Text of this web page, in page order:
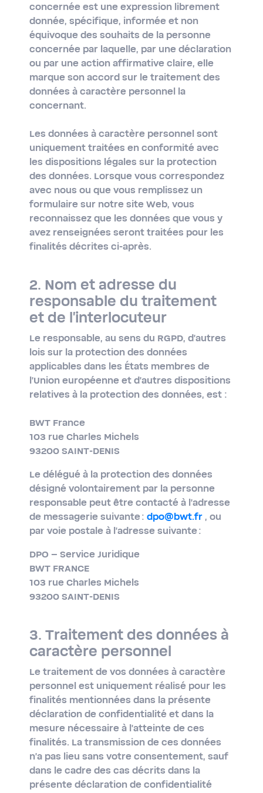
concernée est une expression librement
donnée, spécifique, informée et non
équivoque des souhaits de la personne
concernée par laquelle, par une déclaration
ou par une action affirmative claire, elle
marque son accord sur le traitement des
données à caractère personnel la
concernant.
Les données à caractère personnel sont
uniquement traitées en conformité avec
les dispositions légales sur la protection
des données. Lorsque vous correspondez
avec nous ou que vous remplissez un
formulaire sur notre site Web, vous
reconnaissez que les données que vous y
avez renseignées seront traitées pour les
finalités décrites ci-après.
2. Nom et adresse du
responsable du traitement
et de l'interlocuteur
Le responsable, au sens du RGPD, d’autres
lois sur la protection des données
applicables dans les États membres de
l’Union européenne et d'autres dispositions
relatives à la protection des données, est :
BWT France
103 rue Charles Michels
93200 SAINT-DENIS
Le délégué à la protection des données
désigné volontairement par la personne
responsable peut être contacté à l’adresse
de messagerie suivante : dpo@bwt.fr , ou
par voie postale à l’adresse suivante :
DPO – Service Juridique
BWT FRANCE
103 rue Charles Michels
93200 SAINT-DENIS
3. Traitement des données à
caractère personnel
Le traitement de vos données à caractère
personnel est uniquement réalisé pour les
finalités mentionnées dans la présente
déclaration de confidentialité et dans la
mesure nécessaire à l'atteinte de ces
finalités. La transmission de ces données
n'a pas lieu sans votre consentement, sauf
dans le cadre des cas décrits dans la
présente déclaration de confidentialité